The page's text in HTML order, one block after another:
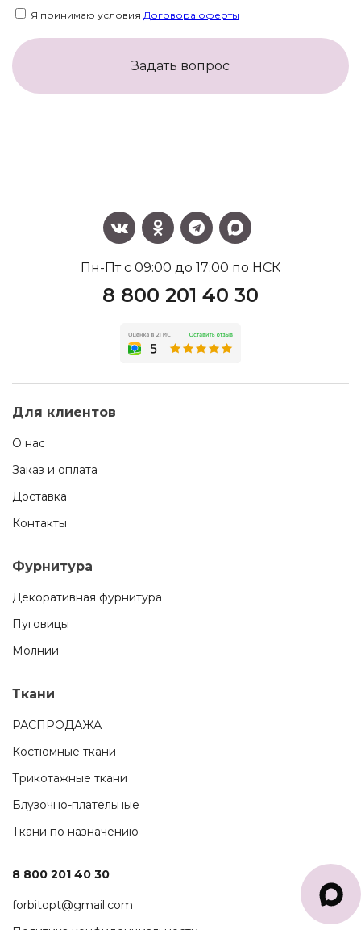
Я принимаю условия Договора оферты
Задать вопрос
Пн-Пт с 09:00 до 17:00 по НСК
8 800 201 40 30
Для клиентов
О нас
Заказ и оплата
Доставка
Контакты
Фурнитура
Декоративная фурнитура
Пуговицы
Молнии
Ткани
РАСПРОДАЖА
Костюмные ткани
Трикотажные ткани
Блузочно-плательные
Ткани по назначению
8 800 201 40 30
forbitopt@gmail.com